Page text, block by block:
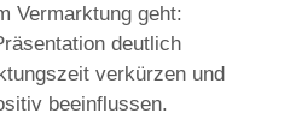
Vermarktung geht:
deutlich
verkürzen und
beeinflussen.